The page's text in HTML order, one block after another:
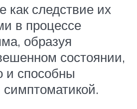
следствие их
в процессе
образуя
состоянии,
и способны